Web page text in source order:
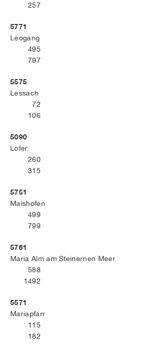
257
5771
Leogang
495
797
5575
Lessach
72
106
5090
Lofer
260
315
5751
Maishofen
499
799
5761
Maria Alm am Steinernen Meer
588
1492
5571
Mariapfarr
115
182